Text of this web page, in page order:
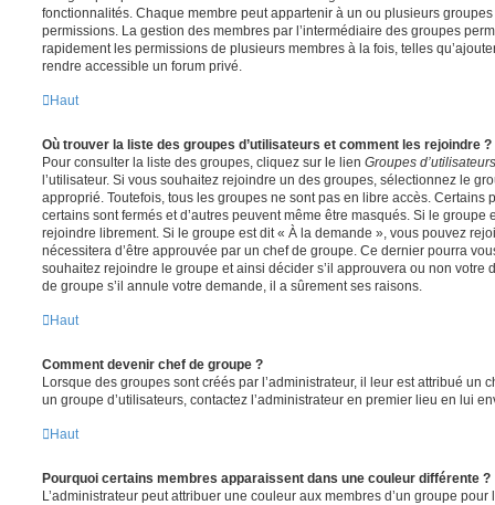
fonctionnalités. Chaque membre peut appartenir à un ou plusieurs
permissions. La gestion des membres par l’intermédiaire des groupes
rapidement les permissions de plusieurs membres à la fois, telles
rendre accessible un forum privé.
Haut
Où trouver la liste des groupes d’utilisateurs et comment les rejoindre ?
Pour consulter la liste des groupes, cliquez sur le lien Groupes d’utilisateurs
l’utilisateur. Si vous souhaitez rejoindre un des groupes, sélectionnez le
approprié. Toutefois, tous les groupes ne sont pas en libre accès. Certains
certains sont fermés et d’autres peuvent même être masqués. Si le groupe
rejoindre librement. Si le groupe est dit « À la demande », vous pouvez
nécessitera d’être approuvée par un chef de groupe. Ce dernier pourra
souhaitez rejoindre le groupe et ainsi décider s’il approuvera ou non votre
de groupe s’il annule votre demande, il a sûrement ses raisons.
Haut
Comment devenir chef de groupe ?
Lorsque des groupes sont créés par l’administrateur, il leur est attribué un
un groupe d’utilisateurs, contactez l’administrateur en premier lieu en lui
Haut
Pourquoi certains membres apparaissent dans une couleur différente ?
L’administrateur peut attribuer une couleur aux membres d’un groupe